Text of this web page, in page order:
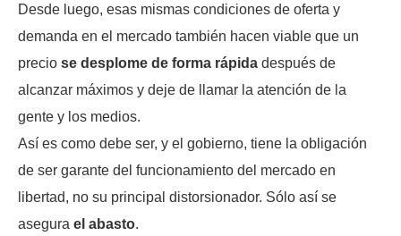
Desde luego, esas mismas condiciones de oferta y
demanda en el mercado también hacen viable que un
precio se desplome de forma rápida después de
alcanzar máximos y deje de llamar la atención de la
gente y los medios.
Así es como debe ser, y el gobierno, tiene la obligación
de ser garante del funcionamiento del mercado en
libertad, no su principal distorsionador. Sólo así se
asegura el abasto.